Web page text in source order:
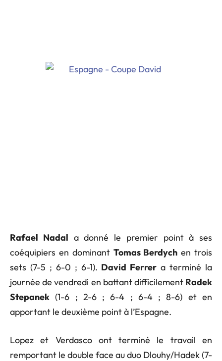
Rafael Nadal a donné le premier point à ses
coéquipiers en dominant Tomas Berdych en trois
sets (7-5 ; 6-0 ; 6-1). David Ferrer a terminé la
journée de vendredi en battant difficilement Radek
Stepanek (1-6 ; 2-6 ; 6-4 ; 6-4 ; 8-6) et en
apportant le deuxième point à l’Espagne.
Lopez et Verdasco ont terminé le travail en
remportant le double face au duo Dlouhy/Hadek (7-